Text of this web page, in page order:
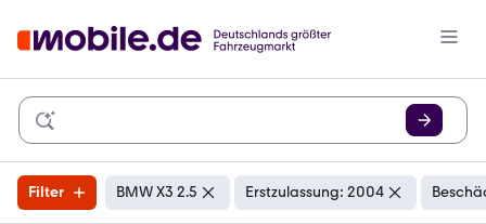
Filter BMW X3 2.5 Erstzulassung: 2004